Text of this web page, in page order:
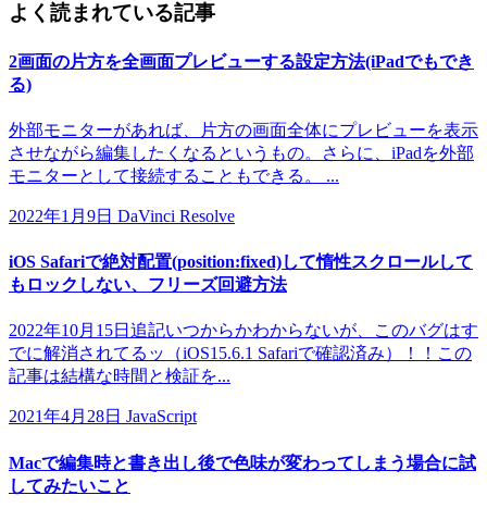
よく読まれている記事
2画面の片方を全画面プレビューする設定方法(iPadでもでき
る)
外部モニターがあれば、片方の画面全体にプレビューを表示
させながら編集したくなるというもの。さらに、iPadを外部
モニターとして接続することもできる。 ...
2022年1月9日 DaVinci Resolve
iOS Safariで絶対配置(position:fixed)して惰性スクロールして
もロックしない、フリーズ回避方法
2022年10月15日追記いつからかわからないが、このバグはす
でに解消されてるッ（iOS15.6.1 Safariで確認済み）！！この
記事は結構な時間と検証を...
2021年4月28日 JavaScript
Macで編集時と書き出し後で色味が変わってしまう場合に試
してみたいこと